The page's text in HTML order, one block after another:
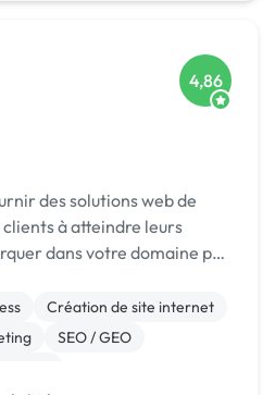
4,86
des solutions web de
à atteindre leurs
dans votre domaine par
les utilisateurs. Je
Création de site internet
SEO / GEO